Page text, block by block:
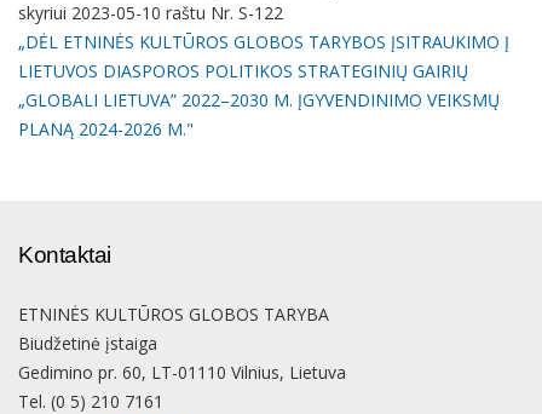
skyriui 2023-05-10 raštu Nr. S-122
„DĖL ETNINĖS KULTŪROS GLOBOS TARYBOS ĮSITRAUKIMO Į
LIETUVOS DIASPOROS POLITIKOS STRATEGINIŲ GAIRIŲ
„GLOBALI LIETUVA” 2022–2030 M. ĮGYVENDINIMO VEIKSMŲ
PLANĄ 2024-2026 M."
Kontaktai
ETNINĖS KULTŪROS GLOBOS TARYBA
Biudžetinė įstaiga
Gedimino pr. 60, LT-01110 Vilnius, Lietuva
Tel. (0 5) 210 7161